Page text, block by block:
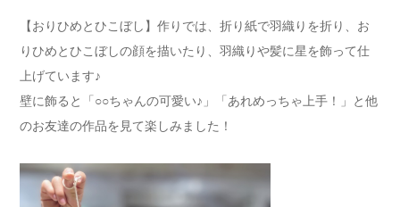
【おりひめとひこぼし】作りでは、折り紙で羽織りを折り、お
りひめとひこぼしの顔を描いたり、羽織りや髪に星を飾って仕
上げています♪
壁に飾ると「○○ちゃんの可愛い♪」「あれめっちゃ上手！」と他
のお友達の作品を見て楽しみました！